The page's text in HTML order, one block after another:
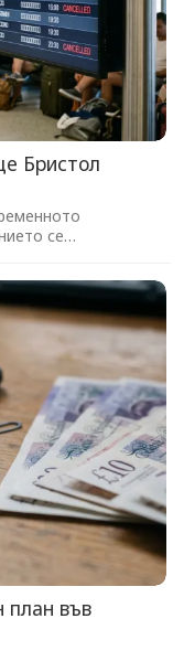
Бристол
се
план във